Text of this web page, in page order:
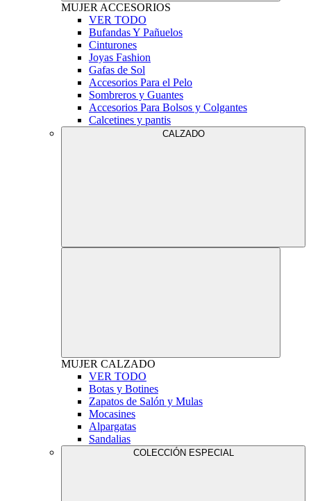
MUJER ACCESORIOS
VER TODO
Bufandas Y Pañuelos
Cinturones
Joyas Fashion
Gafas de Sol
Accesorios Para el Pelo
Sombreros y Guantes
Accesorios Para Bolsos y Colgantes
Calcetines y pantis
CALZADO
MUJER CALZADO
VER TODO
Botas y Botines
Zapatos de Salón y Mulas
Mocasines
Alpargatas
Sandalias
COLECCIÓN ESPECIAL